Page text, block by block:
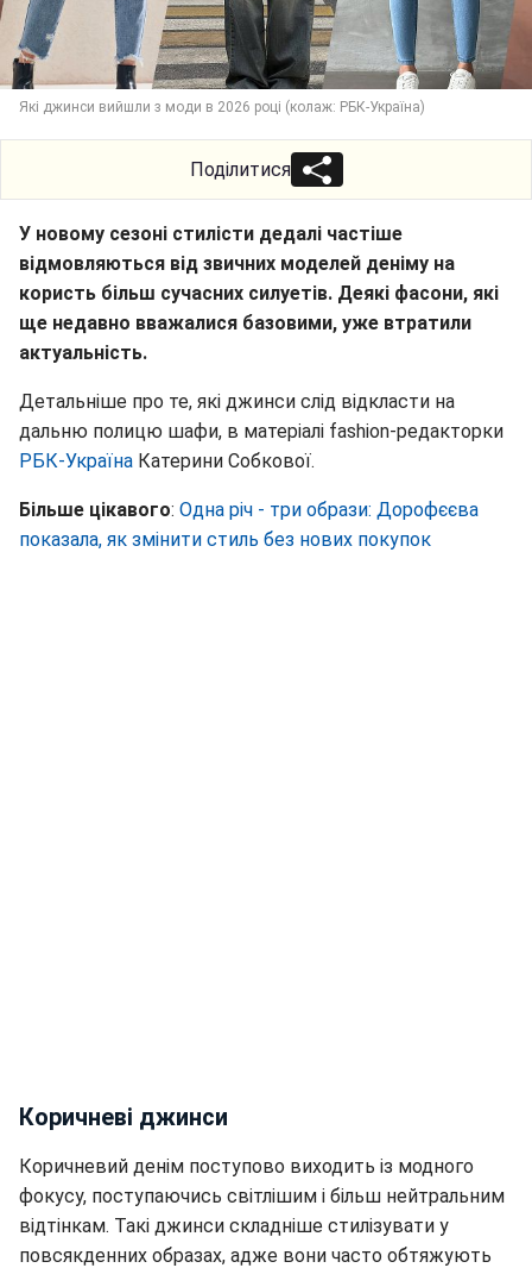
Які джинси вийшли з моди в 2026 році (колаж: РБК-Україна)
Поділитися
У новому сезоні стилісти дедалі частіше
відмовляються від звичних моделей деніму на
користь більш сучасних силуетів. Деякі фасони, які
ще недавно вважалися базовими, уже втратили
актуальність.
Детальніше про те, які джинси слід відкласти на
дальню полицю шафи, в матеріалі fashion-редакторки
РБК-Україна Катерини Собкової.
Більше цікавого: Одна річ - три образи: Дорофєєва
показала, як змінити стиль без нових покупок
Коричневі джинси
Коричневий денім поступово виходить із модного
фокусу, поступаючись світлішим і більш нейтральним
відтінкам. Такі джинси складніше стилізувати у
повсякденних образах, адже вони часто обтяжують